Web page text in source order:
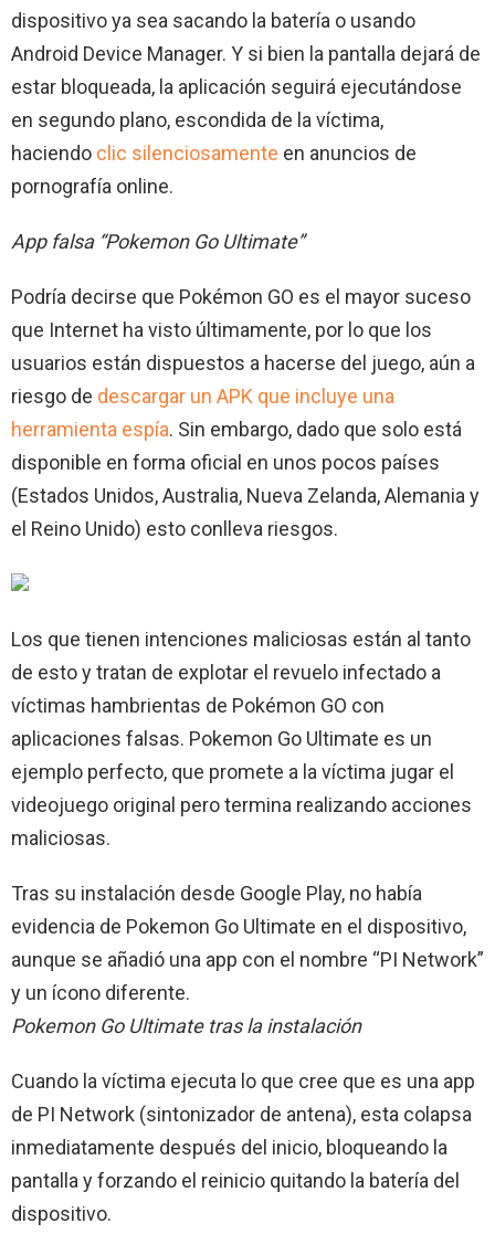
dispositivo ya sea sacando la batería o usando
Android Device Manager. Y si bien la pantalla dejará de
estar bloqueada, la aplicación seguirá ejecutándose
en segundo plano, escondida de la víctima,
haciendo clic silenciosamente en anuncios de
pornografía online.
App falsa “Pokemon Go Ultimate”
Podría decirse que Pokémon GO es el mayor suceso
que Internet ha visto últimamente, por lo que los
usuarios están dispuestos a hacerse del juego, aún a
riesgo de descargar un APK que incluye una
herramienta espía. Sin embargo, dado que solo está
disponible en forma oficial en unos pocos países
(Estados Unidos, Australia, Nueva Zelanda, Alemania y
el Reino Unido) esto conlleva riesgos.
Los que tienen intenciones maliciosas están al tanto
de esto y tratan de explotar el revuelo infectado a
víctimas hambrientas de Pokémon GO con
aplicaciones falsas. Pokemon Go Ultimate es un
ejemplo perfecto, que promete a la víctima jugar el
videojuego original pero termina realizando acciones
maliciosas.
Tras su instalación desde Google Play, no había
evidencia de Pokemon Go Ultimate en el dispositivo,
aunque se añadió una app con el nombre “PI Network”
y un ícono diferente.
Pokemon Go Ultimate tras la instalación
Cuando la víctima ejecuta lo que cree que es una app
de PI Network (sintonizador de antena), esta colapsa
inmediatamente después del inicio, bloqueando la
pantalla y forzando el reinicio quitando la batería del
dispositivo.